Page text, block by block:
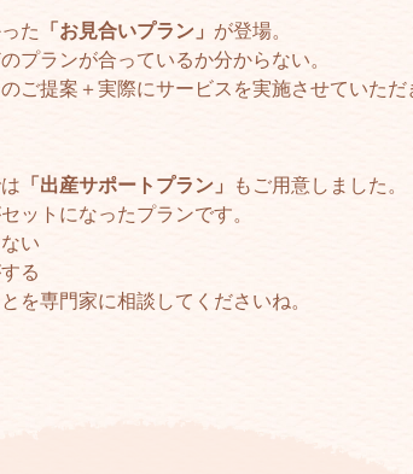
た 「お見合いプラン」 が登場。
プランが合っているか分からない。
ご提案＋実際にサービスを実施させていただ
「出産サポートプラン」
もご用意しました。
ットになったプランです。
い
る
を専門家に相談してくださいね。